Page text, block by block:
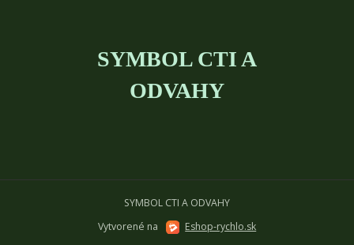
SYMBOL CTI A
ODVAHY
SYMBOL CTI A ODVAHY
Vytvorené na
Eshop-rychlo.sk